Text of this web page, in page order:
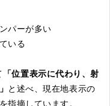
パーが多い
いる
「位置表示に代わり、射
と述べ、現在地表示の
指摘しています。